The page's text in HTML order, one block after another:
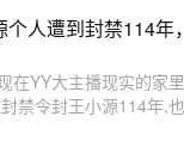
人遭到封禁114年
在YY大主播现实的家
禁令封王小源114年,